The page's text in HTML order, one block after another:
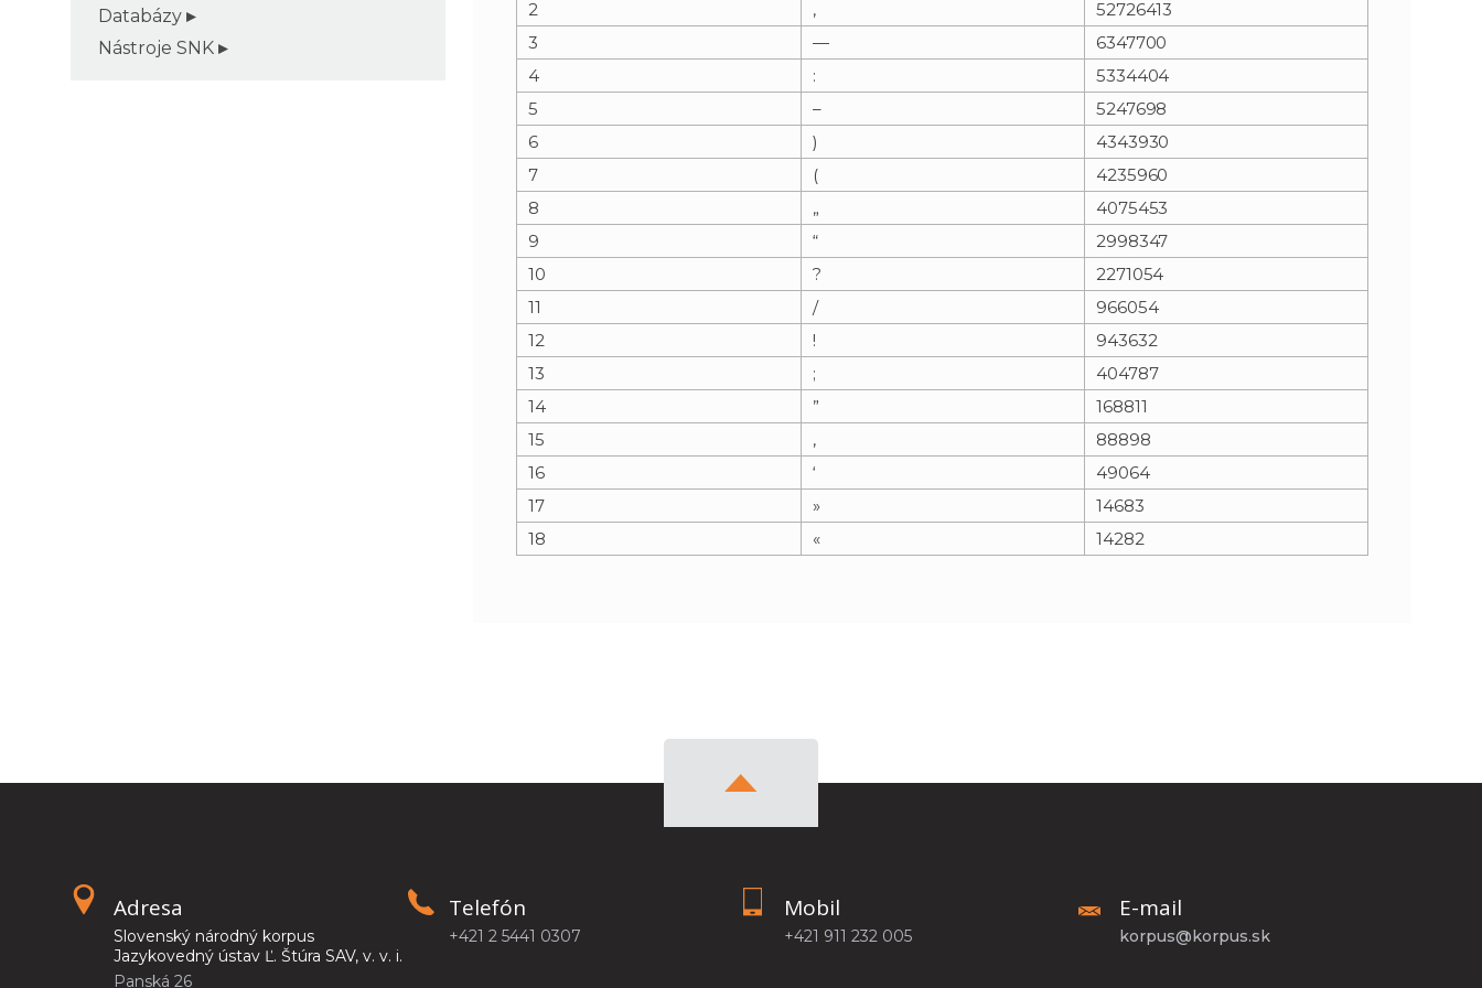
e
t
Databázy
Nástroje SNK
2
,
52726413
3
—
6347700
4
:
5334404
5
–
5247698
6
)
4343930
7
(
4235960
8
„
4075453
9
“
2998347
10
?
2271054
11
/
966054
12
!
943632
13
;
404787
14
”
168811
15
‚
88898
16
‘
49064
17
»
14683
18
« 14282
Adresa
Slovenský národný korpus
Jazykovedný ústav Ľ. Štúra SAV, v. v. i.
Panská 26
Telefón
+421 2 5441 0307
Mobil
+421 911 232 005
E-mail
korpus@korpus.sk